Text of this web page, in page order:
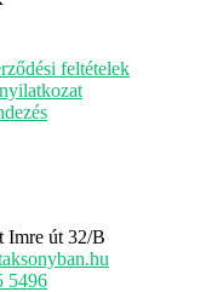
feltételek
Imre út 32/B
5496